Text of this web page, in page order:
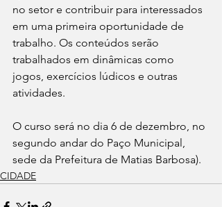
no setor e contribuir para interessados
em uma primeira oportunidade de
trabalho. Os conteúdos serão
trabalhados em dinâmicas como
jogos, exercícios lúdicos e outras
atividades.
O curso será no dia 6 de dezembro, no
segundo andar do Paço Municipal,
sede da Prefeitura de Matias Barbosa).
CIDADE